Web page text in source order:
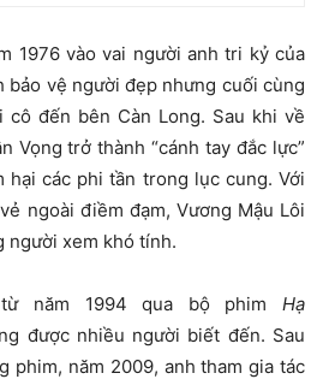
1976 vào vai người anh tri kỷ của
bảo vệ người đẹp nhưng cuối cùng
đến bên Càn Long. Sau khi về
Vọng trở thành “cánh tay đắc lực”
hại các phi tần trong lục cung. Với
ngoài điềm đạm, Vương Mậu Lôi
người xem khó tính.
năm 1994 qua bộ phim Hạ
được nhiều người biết đến. Sau
phim, năm 2009, anh tham gia tác